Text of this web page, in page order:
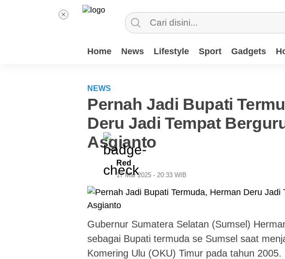
Home News Lifestyle Sport Gadgets
NEWS
Pernah Jadi Bupati
Deru Jadi Tempat
Asgianto
Red
17 Mar 2025 - 20:33 WIB
Gubernur Sumatera Selatan (Sumsel)
sebagai Bupati termuda se Sumsel saat
Komering Ulu (OKU) Timur pada tahun 2005.